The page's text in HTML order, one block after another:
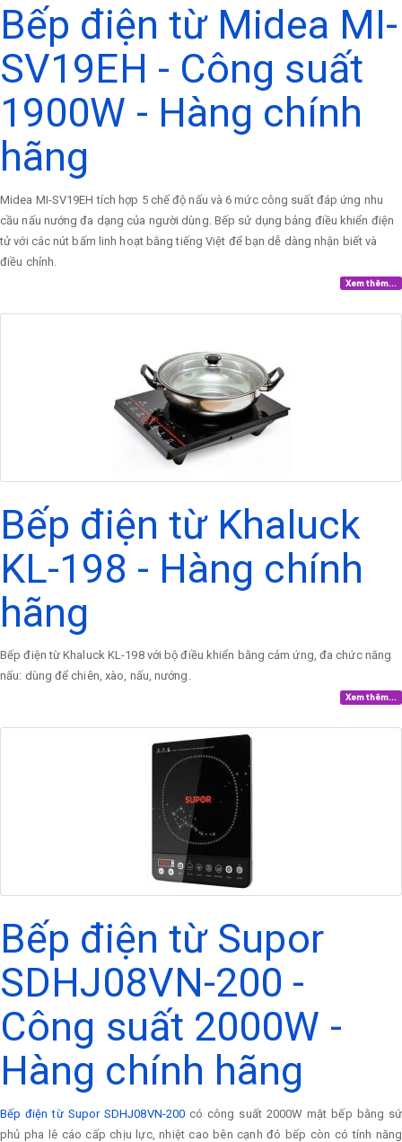
Bếp điện từ Midea MI-
SV19EH - Công suất
1900W - Hàng chính
hãng
Midea MI-SV19EH tích hợp 5 chế độ nấu và 6 mức công suất đáp ứng nhu
cầu nấu nướng đa dạng của người dùng. Bếp sử dụng bảng điều khiển điện
tử với các nút bấm linh hoạt bằng tiếng Việt để bạn dễ dàng nhận biết và
điều chỉnh.
Xem thêm...
Bếp điện từ Khaluck
KL-198 - Hàng chính
hãng
Bếp điện từ Khaluck KL-198 với bộ điều khiển bằng cảm ứng, đa chức năng
nấu: dùng để chiên, xào, nấu, nướng.
Xem thêm...
Bếp điện từ Supor
SDHJ08VN-200 -
Công suất 2000W -
Hàng chính hãng
Bếp điện từ Supor SDHJ08VN-200 có công suất 2000W mặt bếp bằng sứ
phủ pha lê cáo cấp chịu lực, nhiệt cao bên cạnh đó bếp còn có tính năng